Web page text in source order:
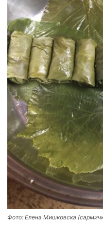
Фото: Елена Мишковска